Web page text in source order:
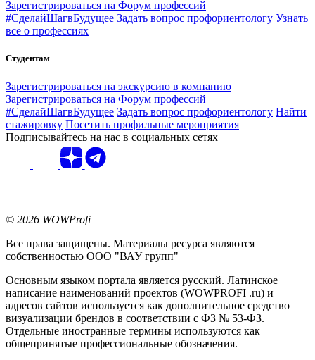
Зарегистрироваться на Форум профессий
#СделайШагвБудущее Задать вопрос профориентологу Узнать
все о профессиях
Студентам
Зарегистрироваться на экскурсию в компанию
Зарегистрироваться на Форум профессий
#СделайШагвБудущее Задать вопрос профориентологу Найти
стажировку Посетить профильные мероприятия
Подписывайтесь на нас в социальных сетях
© 2026 WOWProfi
Все права защищены. Материалы ресурса являются
собственностью ООО "ВАУ групп"
Основным языком портала является русский. Латинское
написание наименований проектов (WOWPROFI .ru) и
адресов сайтов используется как дополнительное средство
визуализации брендов в соответствии с ФЗ № 53-ФЗ.
Отдельные иностранные термины используются как
общепринятые профессиональные обозначения.